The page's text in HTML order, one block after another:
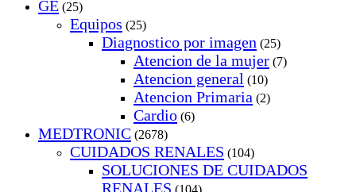
GE (25)
Equipos (25)
Diagnostico por imagen (25)
Atencion de la mujer (7)
Atencion general (10)
Atencion Primaria (2)
Cardio (6)
MEDTRONIC (2678)
CUIDADOS RENALES (104)
SOLUCIONES DE CUIDADOS
RENALES